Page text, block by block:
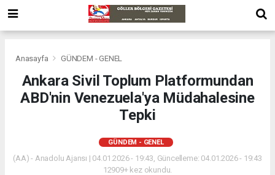
Anasayfa GÜNDEM - GENEL
Ankara Sivil Toplum Platformundan
ABD'nin Venezuela'ya Müdahalesine
Tepki
GÜNDEM - GENEL
(AA) - Anadolu Ajansı | 04.01.2026 - 19:43, Güncelleme: 04.01.2026 - 19:43
12909+ kez okundu.